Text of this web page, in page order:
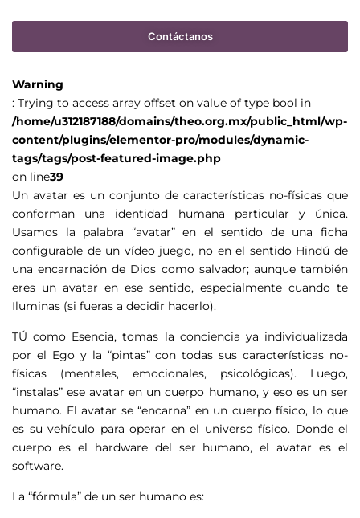
Contáctanos
Warning
: Trying to access array offset on value of type bool in
/home/u312187188/domains/theo.org.mx/public_html/wp-
content/plugins/elementor-pro/modules/dynamic-
tags/tags/post-featured-image.php
on line39
Un avatar es un conjunto de características no-físicas que
conforman una identidad humana particular y única.
Usamos la palabra “avatar” en el sentido de una ficha
configurable de un vídeo juego, no en el sentido Hindú de
una encarnación de Dios como salvador; aunque también
eres un avatar en ese sentido, especialmente cuando te
Iluminas (si fueras a decidir hacerlo).
TÚ como Esencia, tomas la conciencia ya individualizada
por el Ego y la “pintas” con todas sus características no-
físicas (mentales, emocionales, psicológicas). Luego,
“instalas” ese avatar en un cuerpo humano, y eso es un ser
humano. El avatar se “encarna” en un cuerpo físico, lo que
es su vehículo para operar en el universo físico. Donde el
cuerpo es el hardware del ser humano, el avatar es el
software.
La “fórmula” de un ser humano es: